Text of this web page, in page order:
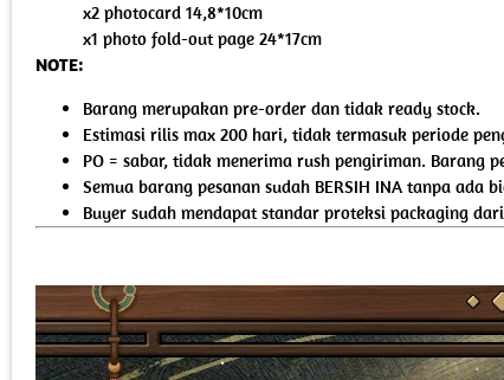
x2 photocard 14,8*10cm
x1 photo fold-out page 24*17cm
NOTE:
Barang merupakan pre-order dan tidak ready stock.
Estimasi rilis max 200 hari, tidak termasuk periode
PO = sabar, tidak menerima rush pengiriman.
Semua barang pesanan sudah BERSIH INA tanpa
Buyer sudah mendapat standar proteksi packaging